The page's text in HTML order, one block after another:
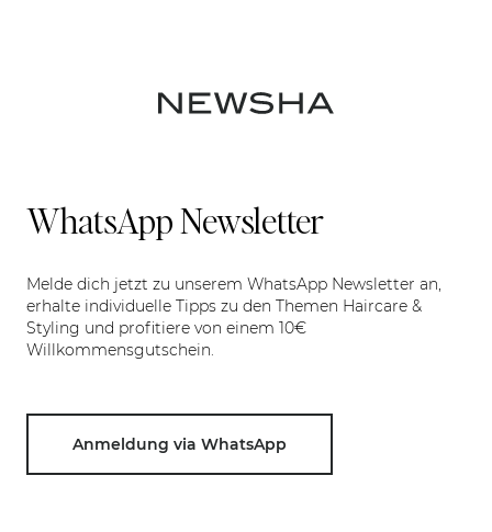
WhatsApp Newsletter
Melde dich jetzt zu unserem WhatsApp Newsletter an,
erhalte individuelle Tipps zu den Themen Haircare &
Styling und profitiere von einem 10€
Willkommensgutschein.
Anmeldung via WhatsApp